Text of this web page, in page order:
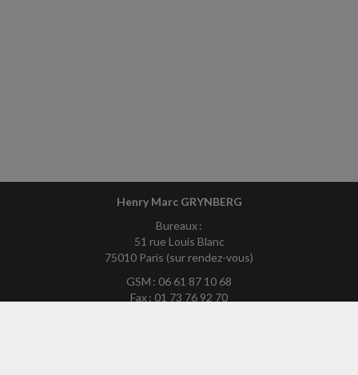
Henry Marc GRYNBERG
Bureaux :
51 rue Louis Blanc
75010 Paris (sur rendez-vous)
GSM : 06 61 87 10 68
Fax : 01 73 76 92 70